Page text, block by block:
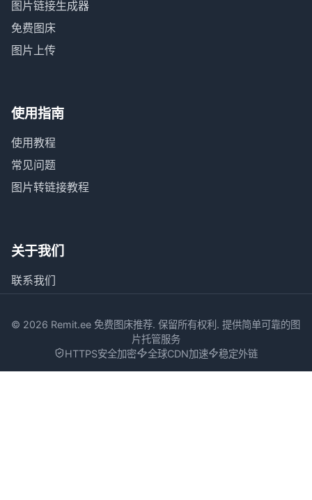
图片链接生成器
免费图床
图片上传
使用指南
使用教程
常见问题
图片转链接教程
关于我们
联系我们
© 2026 Remit.ee 免费图床推荐. 保留所有权利. 提供简单可靠的图
片托管服务
HTTPS安全加密
全球CDN加速 稳定外链